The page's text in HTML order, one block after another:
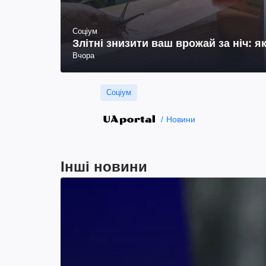
Соціум
Злітні знизити ваш врожай за ніч:
Вчора
Соціум
Новини
Інші новини